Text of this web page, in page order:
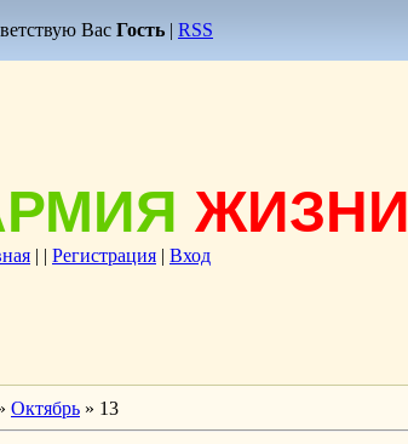
Вас Гость | RSS
ЖИЗНИ
| | Регистрация | Вход
Октябрь » 13